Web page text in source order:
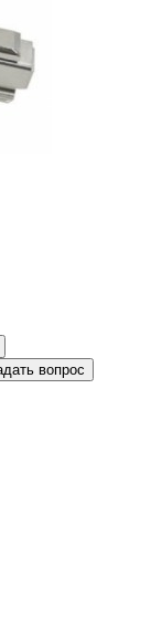
вопрос